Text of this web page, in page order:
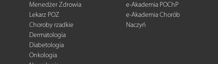
Menedżer Zdrowia
Lekarz POZ
Choroby rzadkie
Dermatologia
Diabetologia
Onkologia
e-Akademia POChP
e-Akademia Chorób
Naczyń